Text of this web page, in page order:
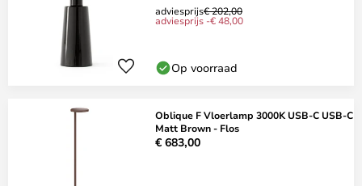
adviesprijs€ 202,00
adviesprijs -€ 48,00
Op voorraad
Oblique F Vloerlamp 3000K USB-C USB-C
Matt Brown - Flos
€ 683,00